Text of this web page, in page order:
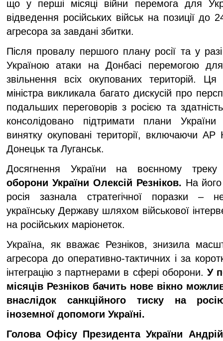
що у перші місяці війни перемога для
відведення російських військ на позиції до
агресора за завдані збитки.
Після провалу першого плану росії та у
Україною атаки на Донбасі перемогою
звільнення всіх окупованих територій. Ця
міністра викликала багато дискусій про
подальших переговорів з росією та
консолідовано підтримати плани
винятку окуповані території, включаючи
Донецьк та Луганськ.
Досягнення України на воєнному треку
оборони України Олексій Резніков. На
росія зазнала стратегічної поразки –
українську Державу шляхом військової
на російських маріонеток.
Україна, як вважає Резніков, знизила
агресора до оперативно-тактичних і за
інтеграцію з партнерами в сфері оборони. У
місяців Резніков бачить нове вікно
внаслідок санкційного тиску на
іноземної допомоги Україні.
Голова Офісу Президента України